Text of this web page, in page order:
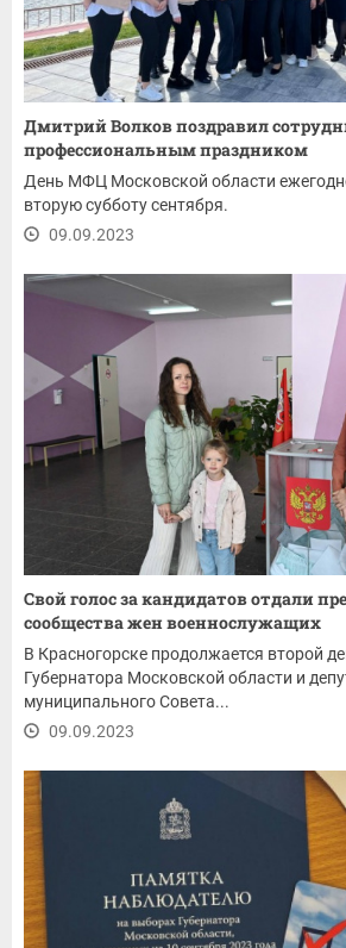
Дмитрий Волков поздравил
профессиональным праздником
День МФЦ Московской области
вторую субботу сентября.
09.09.2023
Свой голос за кандидатов отдали
сообщества жен военнослужащих
В Красногорске продолжается второй
Губернатора Московской области и
муниципального Совета...
09.09.2023